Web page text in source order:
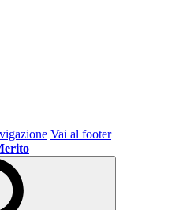
Vai al footer